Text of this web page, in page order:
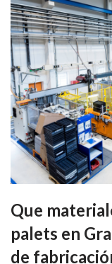
Que
palets en
de